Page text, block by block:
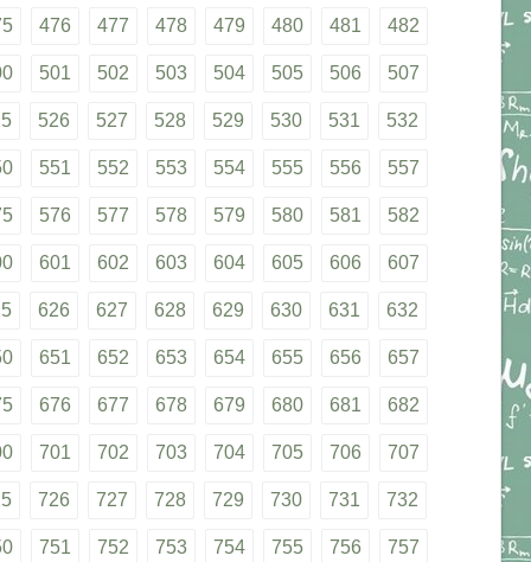
476 477 478 479 480 481 482
501 502 503 504 505 506 507
526 527 528 529 530 531 532
551 552 553 554 555 556 557
576 577 578 579 580 581 582
601 602 603 604 605 606 607
626 627 628 629 630 631 632
651 652 653 654 655 656 657
676 677 678 679 680 681 682
701 702 703 704 705 706 707
726 727 728 729 730 731 732
751 752 753 754 755 756 757